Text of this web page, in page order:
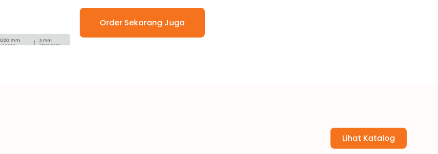
Order Sekarang Juga
Lihat Katalog